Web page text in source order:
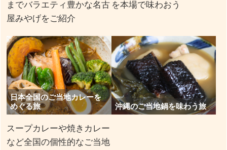
までバラエティ豊かな名古
屋みやげをご紹介
を本場で味わおう
日本全国のご当地カレーを
めぐる旅
スープカレーや焼きカレー
など全国の個性的なご当地
沖縄のご当地鍋を味わう旅